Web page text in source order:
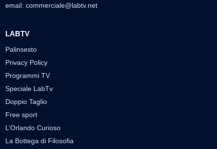
email: commerciale@labtv.net
LABTV
Palinsesto
Privacy Policy
Programmi TV
Speciale LabTv
Doppio Taglio
Free sport
L’Orlando Curioso
La Bottega di Filosofia